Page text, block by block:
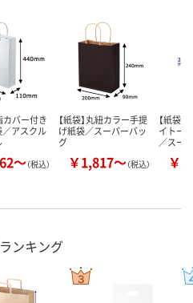
カバー付き
アスクル
～（税込）
【紙袋】丸紐カラー手提
げ紙袋／スーパーバッ
グ
￥1,817～（税込）
【紙袋
イトー
／スー
￥
ンキング